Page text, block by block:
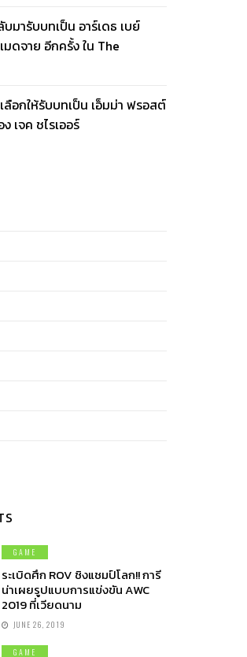
บมารับบทเป็น อาร์เดธ เบย์
ดจาย อีกครั้ง ใน The
ลือกให้รับบทเป็น เอ็มม่า ฟรอสต์
เจค ชไรเออร์
GAME
ระเบิดศึก ROV ชิงแชมป์โลก!! การี
น่าเผยรูปแบบการแข่งขัน AWC
2019 ที่เวียดนาม
JUNE 26, 2019
GAME